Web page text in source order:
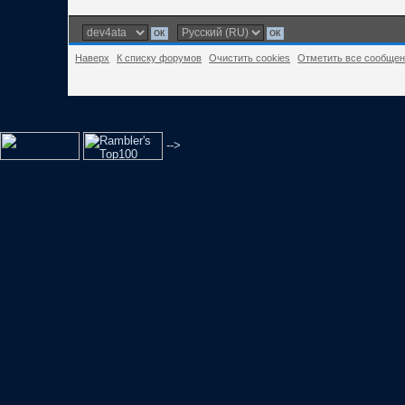
Наверх К списку форумов Очистить cookies Отметить все
-->